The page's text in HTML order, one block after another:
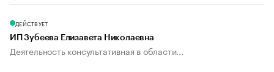
ДЕЙСТВУЕТ
ИП Зубеева Елизавета Николаевна
Деятельность консультативная в области...